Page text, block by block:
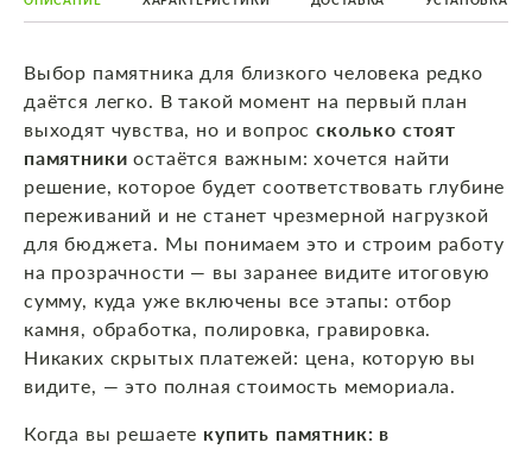
Выбор памятника для близкого человека редко
даётся легко. В такой момент на первый план
выходят чувства, но и вопроссколько стоят
памятники остаётся важным: хочется найти
решение, которое будет соответствовать глубине
переживаний и не станет чрезмерной нагрузкой
для бюджета. Мы понимаем это и строим работу
на прозрачности — вы заранее видите итоговую
сумму, куда уже включены все этапы: отбор
камня, обработка, полировка, гравировка.
Никаких скрытых платежей: цена, которую вы
видите, — это полная стоимость мемориала.
Когда вы решаете купить памятник: в